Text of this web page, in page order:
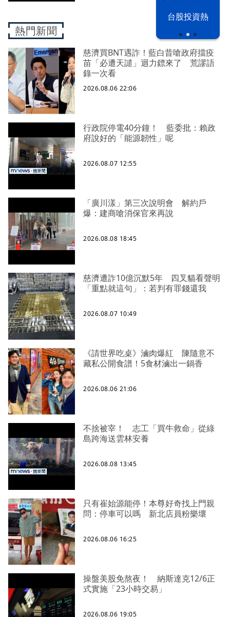
台股投資熱
熱門新聞
慈濟買BNT遇詐！藍白昔嗆政府擋疫
苗「必遭天譴」迴力鏢來了 荒謬語
錄一次看
2026.08.06 22:06
行政院停電40分鐘！ 藍委批：賴政
府說好的「能源韌性」呢
2026.08.07 12:55
「廣川漾」第三次說明會 解約戶
爆：建商嗆消保官來再說
2026.08.08 18:45
慈濟遭詐10億沉默5年 四叉貓看聲明
「重點就這句」：若判有罪錢還我
2026.08.07 10:49
《請世界吃桌》滷肉爆紅 陳隨意不
藏私公開食譜！5食材滷出一鍋香
2026.08.06 21:06
不捨被宰！ 志工「買牛救命」從綠
島跨海送雲林安養
2026.08.08 13:45
只有崔始源能停！本尊好奇找上門親
問：停車可以嗎 新北店員粉樂壞
2026.08.06 16:25
操盤美股免熬夜！ 納斯達克12/6正
式實施「23小時交易」
2026.08.06 19:05